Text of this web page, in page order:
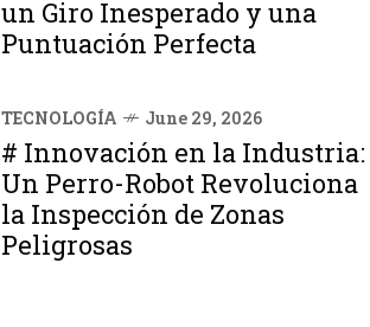
un Giro Inesperado y una
Puntuación Perfecta
TECNOLOGÍA June 29, 2026
# Innovación en la Industria:
Un Perro-Robot Revoluciona
la Inspección de Zonas
Peligrosas